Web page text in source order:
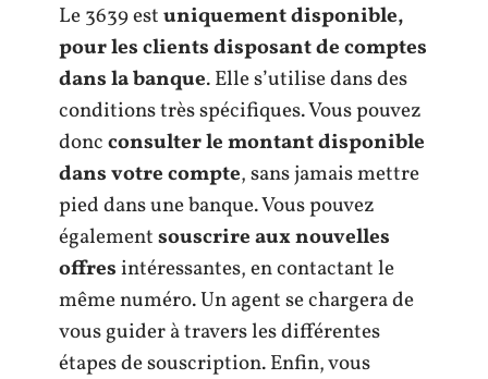
Le 3639 estuniquement disponible,
pour les clients disposant de comptes
dans la banque. Elle s’utilise dans des
conditions très spécifiques. Vous pouvez
doncconsulter le montant disponible
dans votre compte, sans jamais mettre
pied dans une banque. Vous pouvez
égalementsouscrire aux nouvelles
offresintéressantes, en contactant le
même numéro. Un agent se chargera de
vous guider à travers les différentes
étapes de souscription. Enfin, vous